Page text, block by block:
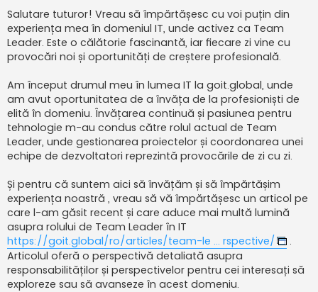
s
a
j
Salutare tuturor! Vreau să împărtășesc cu voi puțin din
experiența mea în domeniul IT, unde activez ca Team
Leader. Este o călătorie fascinantă, iar fiecare zi vine cu
provocări noi și oportunități de creștere profesională.
Am început drumul meu în lumea IT la goit.global, unde
am avut oportunitatea de a învăța de la profesioniști de
elită în domeniu. Învățarea continuă și pasiunea pentru
tehnologie m-au condus către rolul actual de Team
Leader, unde gestionarea proiectelor și coordonarea unei
echipe de dezvoltatori reprezintă provocările de zi cu zi.
Și pentru că suntem aici să învățăm și să împărtășim
experiența noastră , vreau să vă împărtășesc un articol pe
care l-am găsit recent și care aduce mai multă lumină
asupra rolului de Team Leader în IT
https://goit.global/ro/articles/team-le ... rspective/
.
Articolul oferă o perspectivă detaliată asupra
responsabilităților și perspectivelor pentru cei interesați să
exploreze sau să avanseze în acest domeniu.